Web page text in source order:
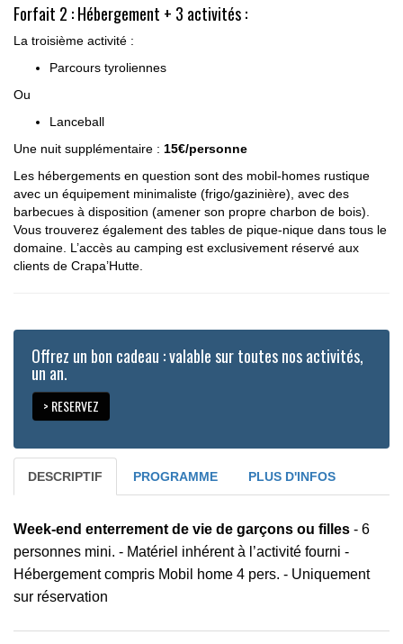
Forfait 2 : Hébergement + 3 activités :
La troisième activité :
Parcours tyroliennes
Ou
Lanceball
Une nuit supplémentaire : 15€/personne
Les hébergements en question sont des mobil-homes rustique
avec un équipement minimaliste (frigo/gazinière), avec des
barbecues à disposition (amener son propre charbon de bois).
Vous trouverez également des tables de pique-nique dans tous le
domaine. L’accès au camping est exclusivement réservé aux
clients de Crapa’Hutte.
Offrez un bon cadeau : valable sur toutes nos activités,
un an.
> RESERVEZ
DESCRIPTIF PROGRAMME PLUS D'INFOS
Week-end enterrement de vie de garçons ou filles - 6
personnes mini. - Matériel inhérent à l’activité fourni -
Hébergement compris Mobil home 4 pers. - Uniquement
sur réservation